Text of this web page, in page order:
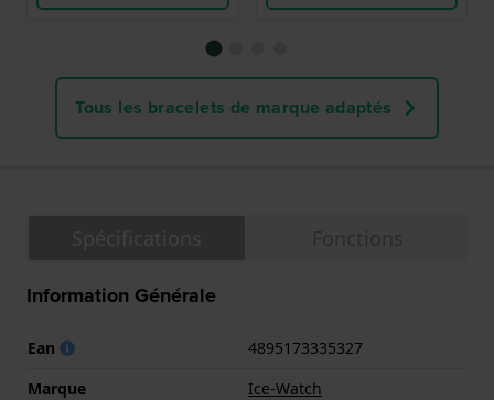
Tous les bracelets de marque adaptés
Information Générale
Ean
4895173335327
Marque
Ice-Watch